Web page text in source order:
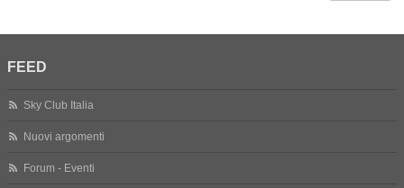
FEED
Sky Club Italia
Nuovi argomenti
Forum - Eventi